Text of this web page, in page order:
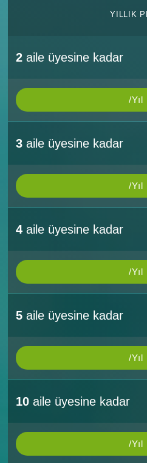
YILLIK
2 aile üyesine kadar
/Yıl
3 aile üyesine kadar
/Yıl
4 aile üyesine kadar
/Yıl
5 aile üyesine kadar
/Yıl
10 aile üyesine kadar
/Yıl